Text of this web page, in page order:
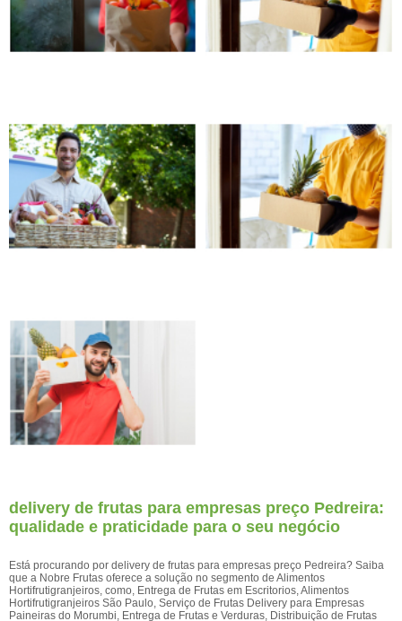
delivery de frutas para empresas preço Pedreira:
qualidade e praticidade para o seu negócio
Está procurando por delivery de frutas para empresas preço Pedreira? Saiba
que a Nobre Frutas oferece a solução no segmento de Alimentos
Hortifrutigranjeiros, como, Entrega de Frutas em Escritorios, Alimentos
Hortifrutigranjeiros São Paulo, Serviço de Frutas Delivery para Empresas
Paineiras do Morumbi, Entrega de Frutas e Verduras, Distribuição de Frutas